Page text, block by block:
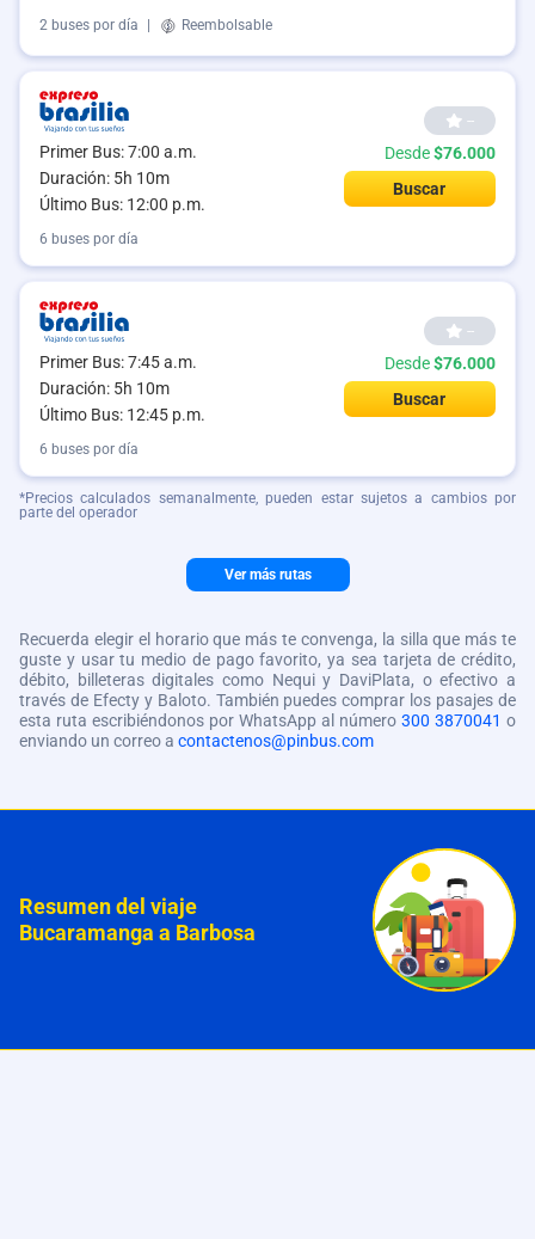
2 buses por día Reembolsable
Primer Bus: 7:00 a.m.
Duración: 5h 10m
Último Bus: 12:00 p.m.
--
Desde$76.000
Buscar
6 buses por día
Primer Bus: 7:45 a.m.
Duración: 5h 10m
Último Bus: 12:45 p.m.
--
Desde$76.000
Buscar
6 buses por día
*Precios calculados semanalmente, pueden estar sujetos a cambios por
parte del operador
Ver más rutas
Recuerda elegir el horario que más te convenga, la silla que más te
guste y usar tu medio de pago favorito, ya sea tarjeta de crédito,
débito, billeteras digitales como Nequi y DaviPlata, o efectivo a
través de Efecty y Baloto. También puedes comprar los pasajes de
esta ruta escribiéndonos por WhatsApp al número 300 3870041 o
enviando un correo a contactenos@pinbus.com
Resumen del viaje
Bucaramanga a Barbosa